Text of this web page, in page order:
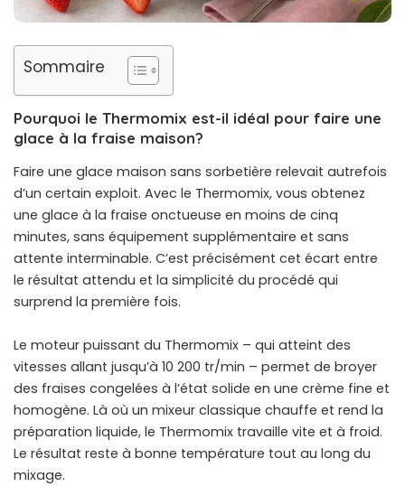
Sommaire
Pourquoi le Thermomix est-il idéal pour faire une
glace à la fraise maison?
Faire une glace maison sans sorbetière relevait autrefois
d’un certain exploit. Avec le Thermomix, vous obtenez
une glace à la fraise onctueuse en moins de cinq
minutes, sans équipement supplémentaire et sans
attente interminable. C’est précisément cet écart entre
le résultat attendu et la simplicité du procédé qui
surprend la première fois.
Le moteur puissant du Thermomix – qui atteint des
vitesses allant jusqu’à 10 200 tr/min – permet de broyer
des fraises congelées à l’état solide en une crème fine et
homogène. Là où un mixeur classique chauffe et rend la
préparation liquide, le Thermomix travaille vite et à froid.
Le résultat reste à bonne température tout au long du
mixage.